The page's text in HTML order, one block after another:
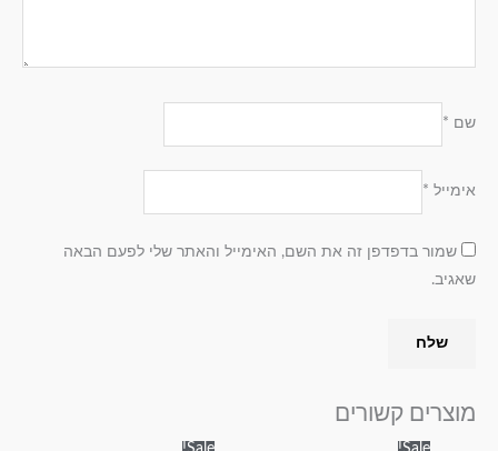
שם *
אימייל *
שמור בדפדפן זה את השם, האימייל והאתר שלי לפעם הבאה
שאגיב.
מוצרים קשורים